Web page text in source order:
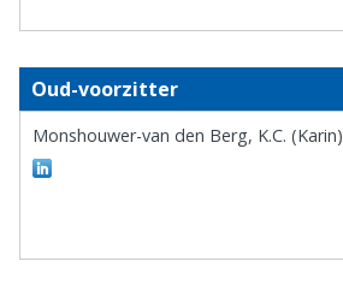
Oud-voorzitter
Monshouwer-van den Berg, K.C. (Karin)